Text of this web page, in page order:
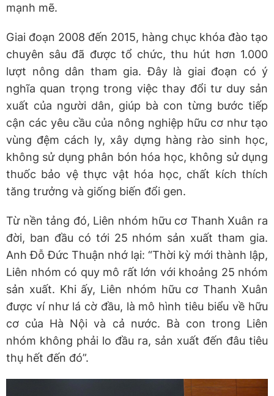
mạnh mẽ.
Giai đoạn 2008 đến 2015, hàng chục khóa đào tạo
chuyên sâu đã được tổ chức, thu hút hơn 1.000
lượt nông dân tham gia. Đây là giai đoạn có ý
nghĩa quan trọng trong việc thay đổi tư duy sản
xuất của người dân, giúp bà con từng bước tiếp
cận các yêu cầu của nông nghiệp hữu cơ như tạo
vùng đệm cách ly, xây dựng hàng rào sinh học,
không sử dụng phân bón hóa học, không sử dụng
thuốc bảo vệ thực vật hóa học, chất kích thích
tăng trưởng và giống biến đổi gen.
Từ nền tảng đó, Liên nhóm hữu cơ Thanh Xuân ra
đời, ban đầu có tới 25 nhóm sản xuất tham gia.
Anh Đỗ Đức Thuận nhớ lại: “Thời kỳ mới thành lập,
Liên nhóm có quy mô rất lớn với khoảng 25 nhóm
sản xuất. Khi ấy, Liên nhóm hữu cơ Thanh Xuân
được ví như lá cờ đầu, là mô hình tiêu biểu về hữu
cơ của Hà Nội và cả nước. Bà con trong Liên
nhóm không phải lo đầu ra, sản xuất đến đâu tiêu
thụ hết đến đó”.